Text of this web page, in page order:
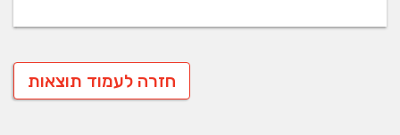
חזרה לעמוד תוצאות